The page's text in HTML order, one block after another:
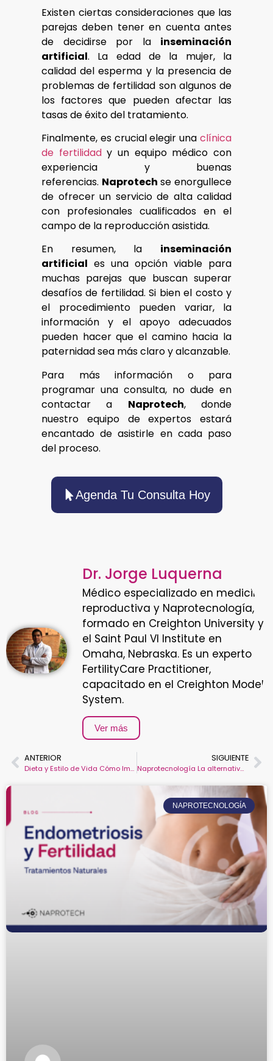
Existen ciertas consideraciones que las
parejas deben tener en cuenta antes
de decidirse por la inseminación
artificial. La edad de la mujer, la
calidad del esperma y la presencia de
problemas de fertilidad son algunos de
los factores que pueden afectar las
tasas de éxito del tratamiento.
Finalmente, es crucial elegir una clínica
de fertilidady un equipo médico con
experiencia y buenas
referencias. Naprotech se enorgullece
de ofrecer un servicio de alta calidad
con profesionales cualificados en el
campo de la reproducción asistida.
En resumen, la inseminación
artificial es una opción viable para
muchas parejas que buscan superar
desafíos de fertilidad. Si bien el costo y
el procedimiento pueden variar, la
información y el apoyo adecuados
pueden hacer que el camino hacia la
paternidad sea más claro y alcanzable.
Para más información o para
programar una consulta, no dude en
contactar a Naprotech, donde
nuestro equipo de expertos estará
encantado de asistirle en cada paso
del proceso.
Agenda Tu Consulta Hoy
Dr. Jorge Luquerna
Médico especializado en medicina
reproductiva y Naprotecnología,
formado en Creighton University y
el Saint Paul VI Institute en
Omaha, Nebraska. Es un experto
FertilityCare Practitioner,
capacitado en el Creighton Model
System.
Ver más
ANTERIOR
Dieta y Estilo de Vida Cómo Impactan en la Fertilidad
SIGUIENTE
Naprotecnología La alternativa efectiva en tratamientos de fertilidad
NAPROTECNOLOGÍA